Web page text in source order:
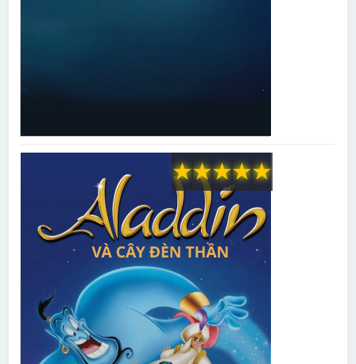
★
★
★
★
★